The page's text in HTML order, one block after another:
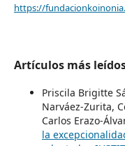
https://
Artículos más
Priscila Brigitte
Narváez-Zurita,
Carlos Erazo-
la